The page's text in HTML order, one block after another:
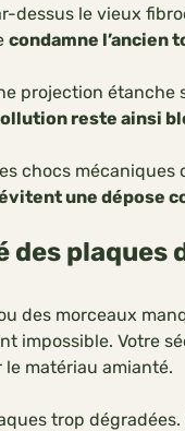
dessus le vieux
condamne l’ancien
projection
reste ainsi
chocs
une dépose
des plaques
des morceaux
impossible. Votre
matériau amianté.
trop